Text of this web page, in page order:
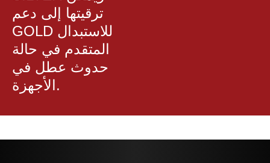
ترقيتها إلى دعم
GOLD للاستبدال
المتقدم في حالة
حدوث عطل في
الأجهزة.